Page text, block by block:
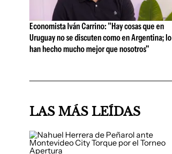
Economista Iván Carrino: "Hay cosas que en
Uruguay no se discuten como en Argentina; lo
han hecho mucho mejor que nosotros"
LAS MÁS LEÍDAS